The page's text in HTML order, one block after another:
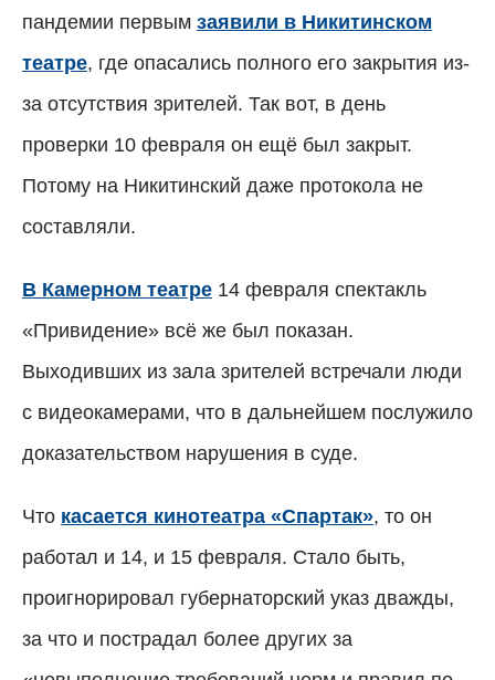
пандемии первым заявили в Никитинском
театре, где опасались полного его закрытия из-
за отсутствия зрителей. Так вот, в день
проверки 10 февраля он ещё был закрыт.
Потому на Никитинский даже протокола не
составляли.
В Камерном театре 14 февраля спектакль
«Привидение» всё же был показан.
Выходивших из зала зрителей встречали люди
с видеокамерами, что в дальнейшем послужило
доказательством нарушения в суде.
Что касается кинотеатра «Спартак», то он
работал и 14, и 15 февраля. Стало быть,
проигнорировал губернаторский указ дважды,
за что и пострадал более других за